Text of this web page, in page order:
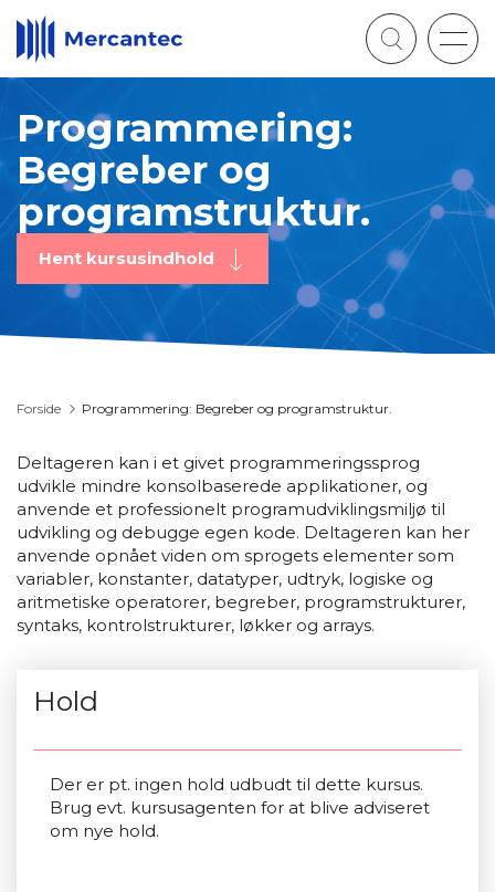
Programmering:
Begreber og
programstruktur.
Hent kursusindhold
Forside Programmering: Begreber og programstruktur.
Deltageren kan i et givet programmeringssprog
udvikle mindre konsolbaserede applikationer, og
anvende et professionelt programudviklingsmiljø til
udvikling og debugge egen kode. Deltageren kan her
anvende opnået viden om sprogets elementer som
variabler, konstanter, datatyper, udtryk, logiske og
aritmetiske operatorer, begreber, programstrukturer,
syntaks, kontrolstrukturer, løkker og arrays.
Hold
Der er pt. ingen hold udbudt til dette kursus.
Brug evt. kursusagenten for at blive adviseret
om nye hold.